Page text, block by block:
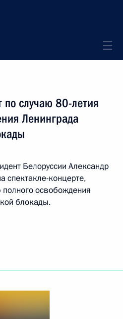
по случаю 80-летия
Ленинграда
Белоруссии Александр
спектакле-концерте,
освобождения
блокады.